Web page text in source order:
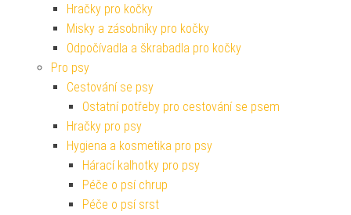
Hračky pro kočky
Misky a zásobníky pro kočky
Odpočívadla a škrabadla pro kočky
Pro psy
Cestování se psy
Ostatní potřeby pro cestování se psem
Hračky pro psy
Hygiena a kosmetika pro psy
Hárací kalhotky pro psy
Péče o psí chrup
Péče o psí srst